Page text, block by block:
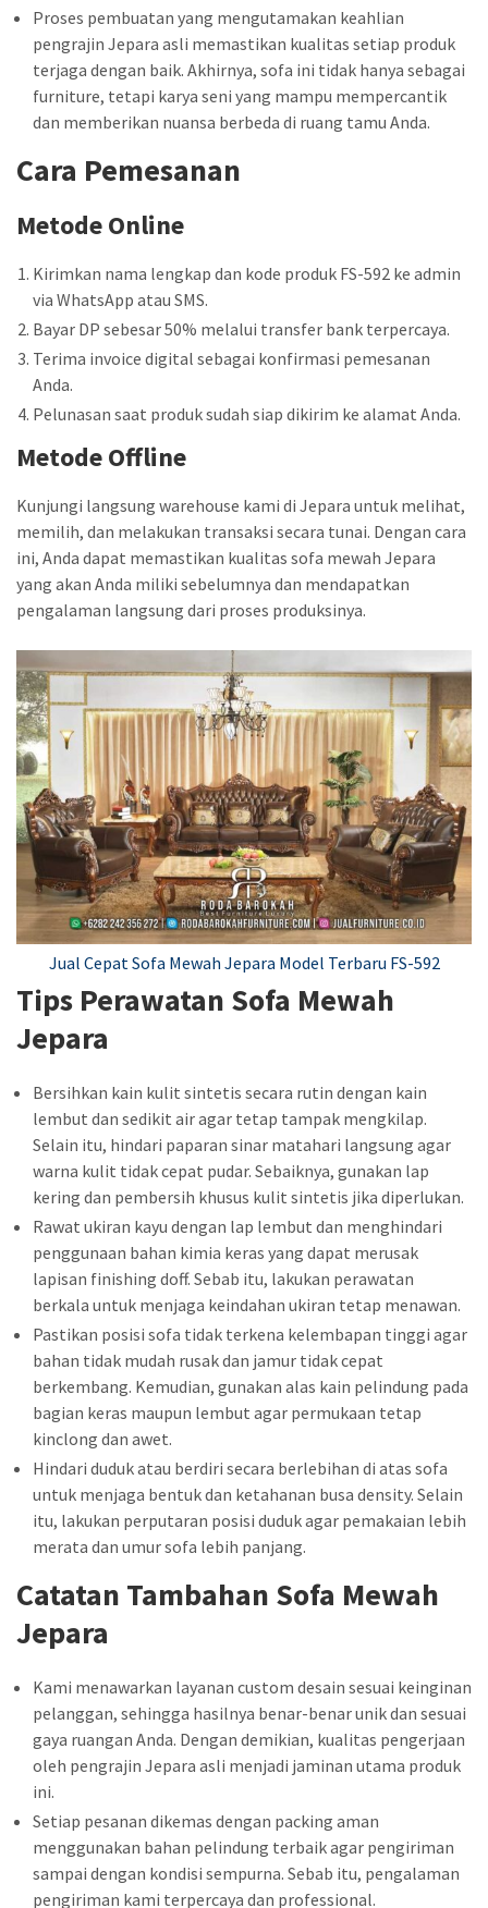
Proses pembuatan yang mengutamakan keahlian
pengrajin Jepara asli memastikan kualitas setiap produk
terjaga dengan baik. Akhirnya, sofa ini tidak hanya sebagai
furniture, tetapi karya seni yang mampu mempercantik
dan memberikan nuansa berbeda di ruang tamu Anda.
Cara Pemesanan
Metode Online
Kirimkan nama lengkap dan kode produk FS-592 ke admin
via WhatsApp atau SMS.
Bayar DP sebesar 50% melalui transfer bank terpercaya.
Terima invoice digital sebagai konfirmasi pemesanan
Anda.
Pelunasan saat produk sudah siap dikirim ke alamat Anda.
Metode Offline
Kunjungi langsung warehouse kami di Jepara untuk melihat,
memilih, dan melakukan transaksi secara tunai. Dengan cara
ini, Anda dapat memastikan kualitas sofa mewah Jepara
yang akan Anda miliki sebelumnya dan mendapatkan
pengalaman langsung dari proses produksinya.
Jual Cepat Sofa Mewah Jepara Model Terbaru FS-592
Tips Perawatan Sofa Mewah
Jepara
Bersihkan kain kulit sintetis secara rutin dengan kain
lembut dan sedikit air agar tetap tampak mengkilap.
Selain itu, hindari paparan sinar matahari langsung agar
warna kulit tidak cepat pudar. Sebaiknya, gunakan lap
kering dan pembersih khusus kulit sintetis jika diperlukan.
Rawat ukiran kayu dengan lap lembut dan menghindari
penggunaan bahan kimia keras yang dapat merusak
lapisan finishing doff. Sebab itu, lakukan perawatan
berkala untuk menjaga keindahan ukiran tetap menawan.
Pastikan posisi sofa tidak terkena kelembapan tinggi agar
bahan tidak mudah rusak dan jamur tidak cepat
berkembang. Kemudian, gunakan alas kain pelindung pada
bagian keras maupun lembut agar permukaan tetap
kinclong dan awet.
Hindari duduk atau berdiri secara berlebihan di atas sofa
untuk menjaga bentuk dan ketahanan busa density. Selain
itu, lakukan perputaran posisi duduk agar pemakaian lebih
merata dan umur sofa lebih panjang.
Catatan Tambahan Sofa Mewah
Jepara
Kami menawarkan layanan custom desain sesuai keinginan
pelanggan, sehingga hasilnya benar-benar unik dan sesuai
gaya ruangan Anda. Dengan demikian, kualitas pengerjaan
oleh pengrajin Jepara asli menjadi jaminan utama produk
ini.
Setiap pesanan dikemas dengan packing aman
menggunakan bahan pelindung terbaik agar pengiriman
sampai dengan kondisi sempurna. Sebab itu, pengalaman
pengiriman kami terpercaya dan professional.